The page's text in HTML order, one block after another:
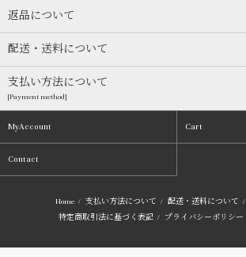
返品について
配送・送料について
支払い方法について
[Payment method]
MyAccount Cart
Contact
Home / 支払い方法について / 配送・送料について /
特定商取引法に基づく表記 / プライバシーポリシー